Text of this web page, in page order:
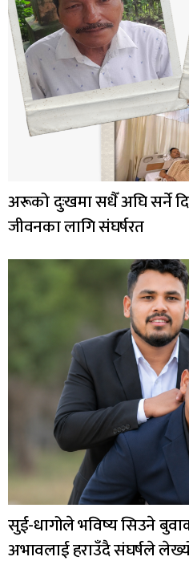
अरूको दुःखमा सधैँ अघि सर्ने
जीवनका लागि संघर्षरत
सुई-धागोले भविष्य सिउने
अभावलाई हराउँदै संघर्षले